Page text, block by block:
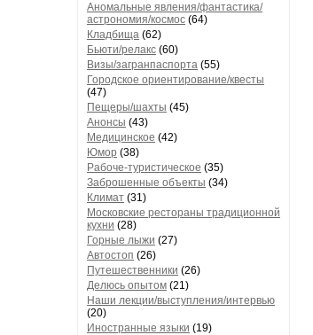
Аномальные явления/фантастика/
астрономия/космос (64)
Кладбища (62)
Бьюти/релакс (60)
Визы/загранпаспорта (55)
Городское ориентирование/квесты
(47)
Пещеры/шахты (45)
Анонсы (43)
Медицинское (42)
Юмор (38)
Рабоче-туристическое (35)
Заброшенные объекты (34)
Климат (31)
Московские рестораны традиционной
кухни (28)
Горные лыжи (27)
Автостоп (26)
Путешественники (26)
Делюсь опытом (21)
Наши лекции/выступления/интервью
(20)
Иностранные языки (19)